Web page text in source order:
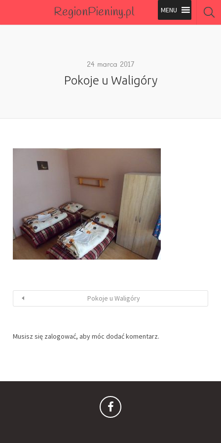
RegionPieniny.pl
Wszystkie Obiekty
24 marca 2017
Pokoje u Waligóry
Pokoje u Waligóry
Musisz się zalogować, aby móc dodać komentarz.